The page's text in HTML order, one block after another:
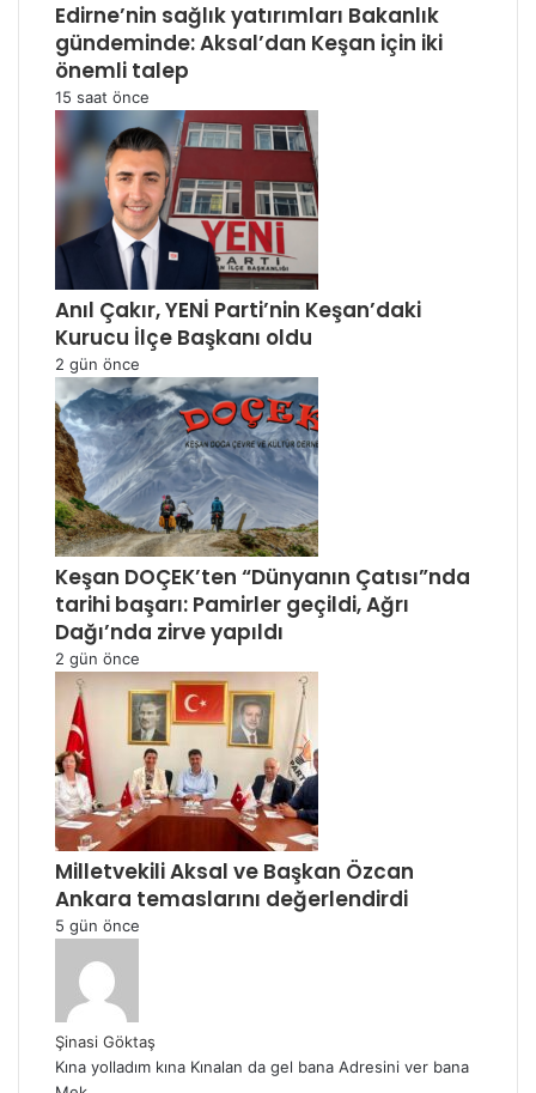
Edirne’nin sağlık yatırımları Bakanlık
gündeminde: Aksal’dan Keşan için iki
önemli talep
15 saat önce
Anıl Çakır, YENİ Parti’nin Keşan’daki
Kurucu İlçe Başkanı oldu
2 gün önce
Keşan DOÇEK’ten “Dünyanın Çatısı”nda
tarihi başarı: Pamirler geçildi, Ağrı
Dağı’nda zirve yapıldı
2 gün önce
Milletvekili Aksal ve Başkan Özcan
Ankara temaslarını değerlendirdi
5 gün önce
Şinasi Göktaş
Kına yolladım kına Kınalan da gel bana Adresini ver bana